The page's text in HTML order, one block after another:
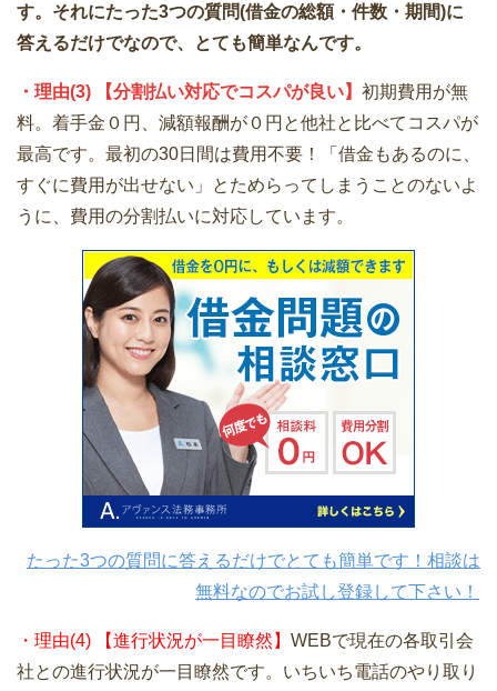
す。それにたった3つの質問(借金の総額・件数・期間)に
答えるだけでなので、とても簡単なんです。
・理由(3) 【分割払い対応でコスパが良い】 初期費用が無
料。着手金０円、減額報酬が０円と他社と比べてコスパが
最高です。最初の30日間は費用不要！「借金もあるのに、
すぐに費用が出せない」とためらってしまうことのないよ
うに、費用の分割払いに対応しています。
たった3つの質問に答えるだけでとても簡単です！相談は
無料なのでお試し登録して下さい！
・理由(4) 【進行状況が一目瞭然】 WEBで現在の各取引会
社との進行状況が一目瞭然です。いちいち電話のやり取り